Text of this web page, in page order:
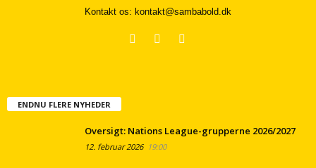
Kontakt os: kontakt@sambabold.dk
ENDNU FLERE NYHEDER
Oversigt: Nations League-grupperne 2026/2027
12. februar 202619:00